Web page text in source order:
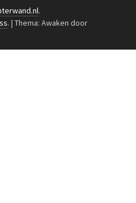
.
. | Thema: Awaken door